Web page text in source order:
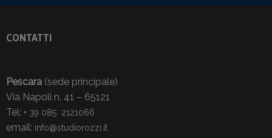
CONTATTI
Pescara (sede principale)
Via Napoli n. 41 – 65121
Tel: + 39 085 2121066
email: info@studiorozzi.it